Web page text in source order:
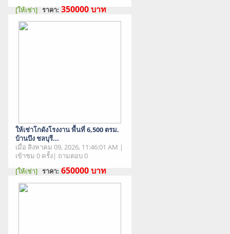
[ให้เช่า] ราคา: 350000บาท
ให้เช่าโกดังโรงงาน พื้นที่ 6,500 ตรม.
บ้านบึง ชลบุรี...
เมื่อ สิงหาคม 09, 2026, 11:46:01 AM |
เข้าชม 0 ครั้ง| ถามตอบ 0
[ให้เช่า] ราคา: 650000บาท